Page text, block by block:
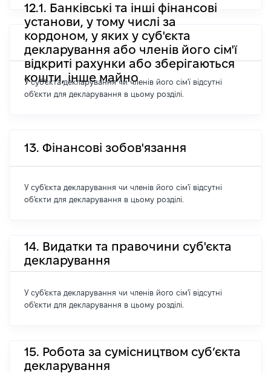
12.1. Банківські та інші фінансові
установи, у тому числі за
кордоном, у яких у суб'єкта
декларування або членів його сім'ї
відкриті рахунки або зберігаються
кошти, інше майно
У суб'єкта декларування чи членів його сім'ї відсутні
об'єкти для декларування в цьому розділі.
13. Фінансові зобов'язання
У суб'єкта декларування чи членів його сім'ї відсутні
об'єкти для декларування в цьому розділі.
14. Видатки та правочини суб'єкта
декларування
У суб'єкта декларування чи членів його сім'ї відсутні
об'єкти для декларування в цьому розділі.
15. Робота за сумісництвом суб’єкта
декларування